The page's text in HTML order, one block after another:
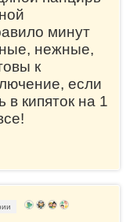
минут
нежные,
к
если
в кипяток на 1